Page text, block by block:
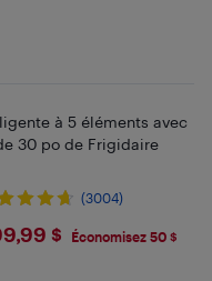
à 5 éléments avec
30 po de Frigidaire
(3004)
$ Économisez 50 $